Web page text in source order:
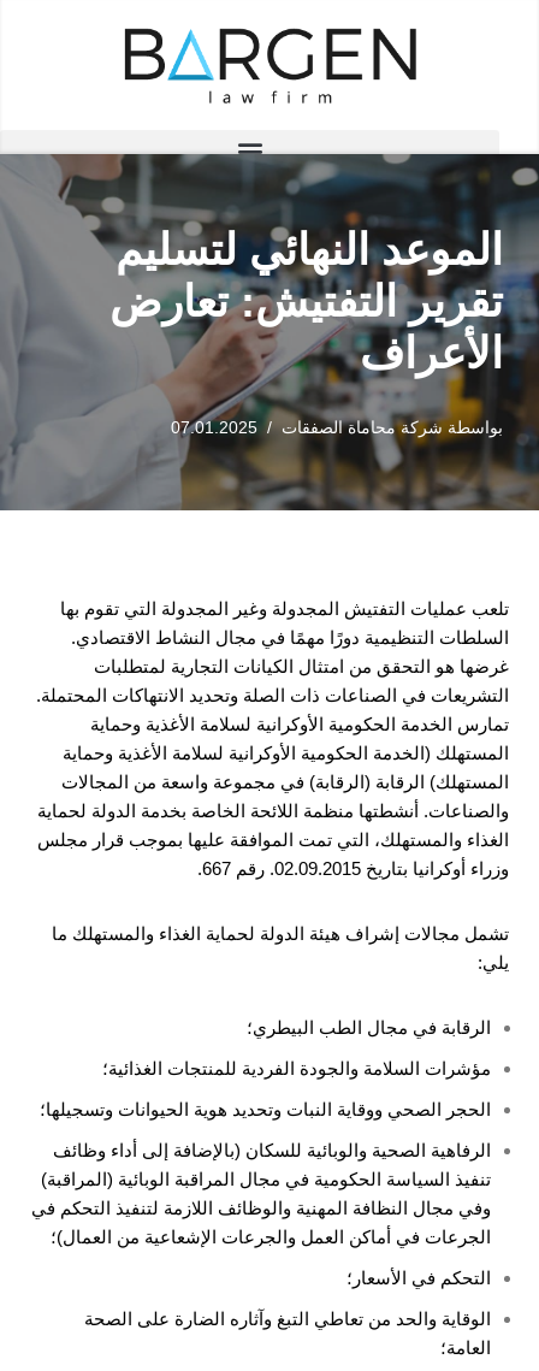
الموعد النهائي لتسليم
تقرير التفتيش: تعارض
الأعراف
بواسطة شركة محاماة الصفقات 07.01.2025
تلعب عمليات التفتيش المجدولة وغير المجدولة التي تقوم بها
السلطات التنظيمية دورًا مهمًا في مجال النشاط الاقتصادي.
غرضها هو التحقق من امتثال الكيانات التجارية لمتطلبات
التشريعات في الصناعات ذات الصلة وتحديد الانتهاكات المحتملة.
تمارس الخدمة الحكومية الأوكرانية لسلامة الأغذية وحماية
المستهلك (الخدمة الحكومية الأوكرانية لسلامة الأغذية وحماية
المستهلك) الرقابة (الرقابة) في مجموعة واسعة من المجالات
والصناعات. أنشطتها منظمة اللائحة الخاصة بخدمة الدولة لحماية
الغذاء والمستهلك، التي تمت الموافقة عليها بموجب قرار مجلس
وزراء أوكرانيا بتاريخ 02.09.2015. رقم 667.
تشمل مجالات إشراف هيئة الدولة لحماية الغذاء والمستهلك ما
يلي:
الرقابة في مجال الطب البيطري؛
مؤشرات السلامة والجودة الفردية للمنتجات الغذائية؛
الحجر الصحي ووقاية النبات وتحديد هوية الحيوانات وتسجيلها؛
الرفاهية الصحية والوبائية للسكان (بالإضافة إلى أداء وظائف
تنفيذ السياسة الحكومية في مجال المراقبة الوبائية (المراقبة)
وفي مجال النظافة المهنية والوظائف اللازمة لتنفيذ التحكم في
الجرعات في أماكن العمل والجرعات الإشعاعية من العمال)؛
التحكم في الأسعار؛
الوقاية والحد من تعاطي التبغ وآثاره الضارة على الصحة
العامة؛